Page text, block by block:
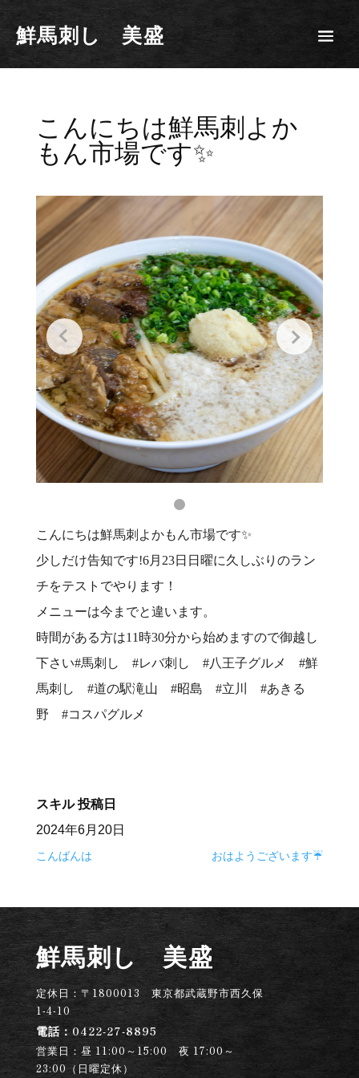
鮮馬刺し 美盛
こんにちは鮮馬刺よか
もん市場です✨
こんにちは鮮馬刺よかもん市場です✨
少しだけ告知です!6月23日日曜に久しぶりのラン
チをテストでやります！
メニューは今までと違います。
時間がある方は11時30分から始めますので御越し
下さい#馬刺し #レバ刺し #八王子グルメ #鮮
馬刺し #道の駅滝山 #昭島 #立川 #あきる
野 #コスパグルメ
スキル 投稿日
2024年6月20日
こんばんは おはようございます☔️
鮮馬刺し 美盛
定休日：〒1800013 東京都武蔵野市西久保
1-4-10
電話：0422-27-8895
営業日：昼 11:00～15:00 夜 17:00～
23:00（日曜定休）